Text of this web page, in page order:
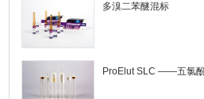
多溴二苯醚混标
ProElut SLC ——五氯